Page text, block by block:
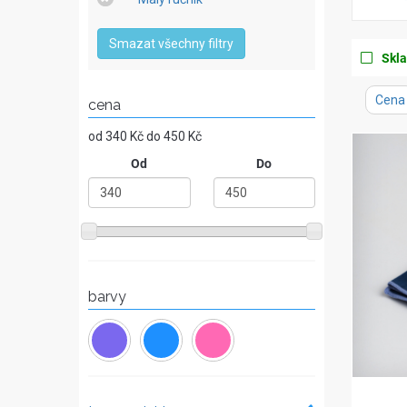
Smazat všechny filtry
cena
od 340 Kč do 450 Kč
Od
Do
barvy
Apply
filter
for
Apply
filter
for
Apply
filter
for
for
Cena